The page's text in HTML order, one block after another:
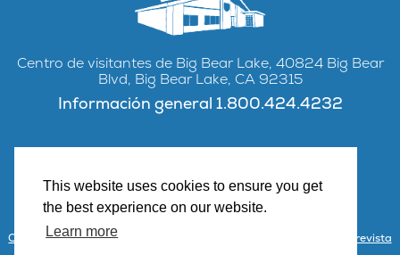
This website uses cookies to ensure you get
the best experience on our website.
Learn more
Centro de visitantes de Big Bear Lake, 40824 Big Bear
Blvd, Big Bear Lake, CA 92315
Información general 1.800.424.4232
FacebookInstagram
YouTube
Contacto Asociarse con Visit Big Bear Centro de visitantes y revista